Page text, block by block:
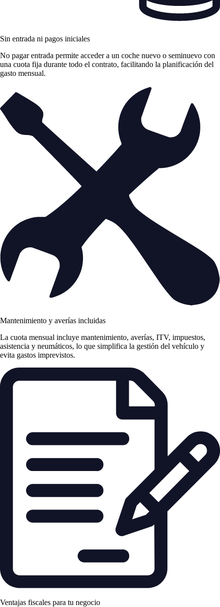
Sin entrada ni pagos iniciales
No pagar entrada permite acceder a un coche nuevo o seminuevo con
una cuota fija durante todo el contrato, facilitando la planificación del
gasto mensual.
Mantenimiento y averías incluidas
La cuota mensual incluye mantenimiento, averías, ITV, impuestos,
asistencia y neumáticos, lo que simplifica la gestión del vehículo y
evita gastos imprevistos.
Ventajas fiscales para tu negocio